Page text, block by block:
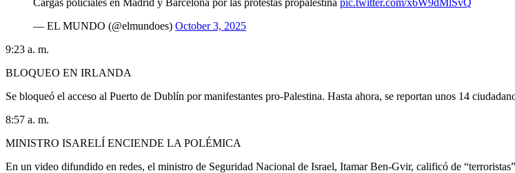
— EL MUNDO (@elmundoes) October 3, 2025
9:23 a. m.
BLOQUEO EN IRLANDA
Se bloqueó el acceso al Puerto de Dublín por manifestantes pro-Palestina. Hasta ahora, se reportan unos 14
8:57 a. m.
MINISTRO ISARELÍ ENCIENDE LA POLÉMICA
En un video difundido en redes, el ministro de Seguridad Nacional de Israel, Itamar Ben-Gvir, calificó de